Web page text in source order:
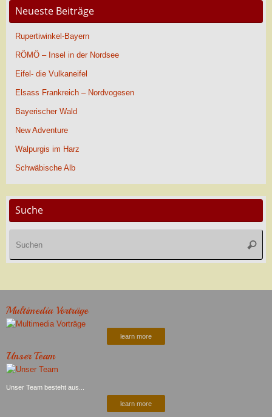
Neueste Beiträge
Rupertiwinkel-Bayern
RÖMÖ – Insel in der Nordsee
Eifel- die Vulkaneifel
Elsass Frankreich – Nordvogesen
Bayerischer Wald
New Adventure
Walpurgis im Harz
Schwäbische Alb
Suche
Multimedia Vorträge
learn more
Unser Team
Unser Team besteht aus...
learn more